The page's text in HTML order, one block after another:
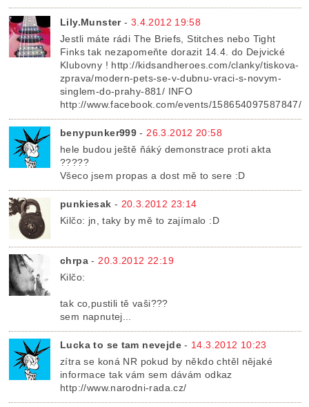
Lily.Munster- 3.4.2012 19:58
Jestli máte rádi The Briefs, Stitches nebo Tight
Finks tak nezapomeňte dorazit 14.4. do Dejvické
Klubovny ! http://kidsandheroes.com/clanky/tiskova-
zprava/modern-pets-se-v-dubnu-vraci-s-novym-
singlem-do-prahy-881/ INFO
http://www.facebook.com/events/158654097587847/
benypunker999 - 26.3.2012 20:58
hele budou ještě ňáký demonstrace proti akta
?????
Všeco jsem propas a dost mě to sere :D
punkiesak - 20.3.2012 23:14
Kilčo: jn, taky by mě to zajímalo :D
chrpa -20.3.2012 22:19
Kilčo:
tak co,pustili tě vaši???
sem napnutej...
Lucka to se tam nevejde- 14.3.2012 10:23
zítra se koná NR pokud by někdo chtěl nějaké
informace tak vám sem dávám odkaz
http://www.narodni-rada.cz/